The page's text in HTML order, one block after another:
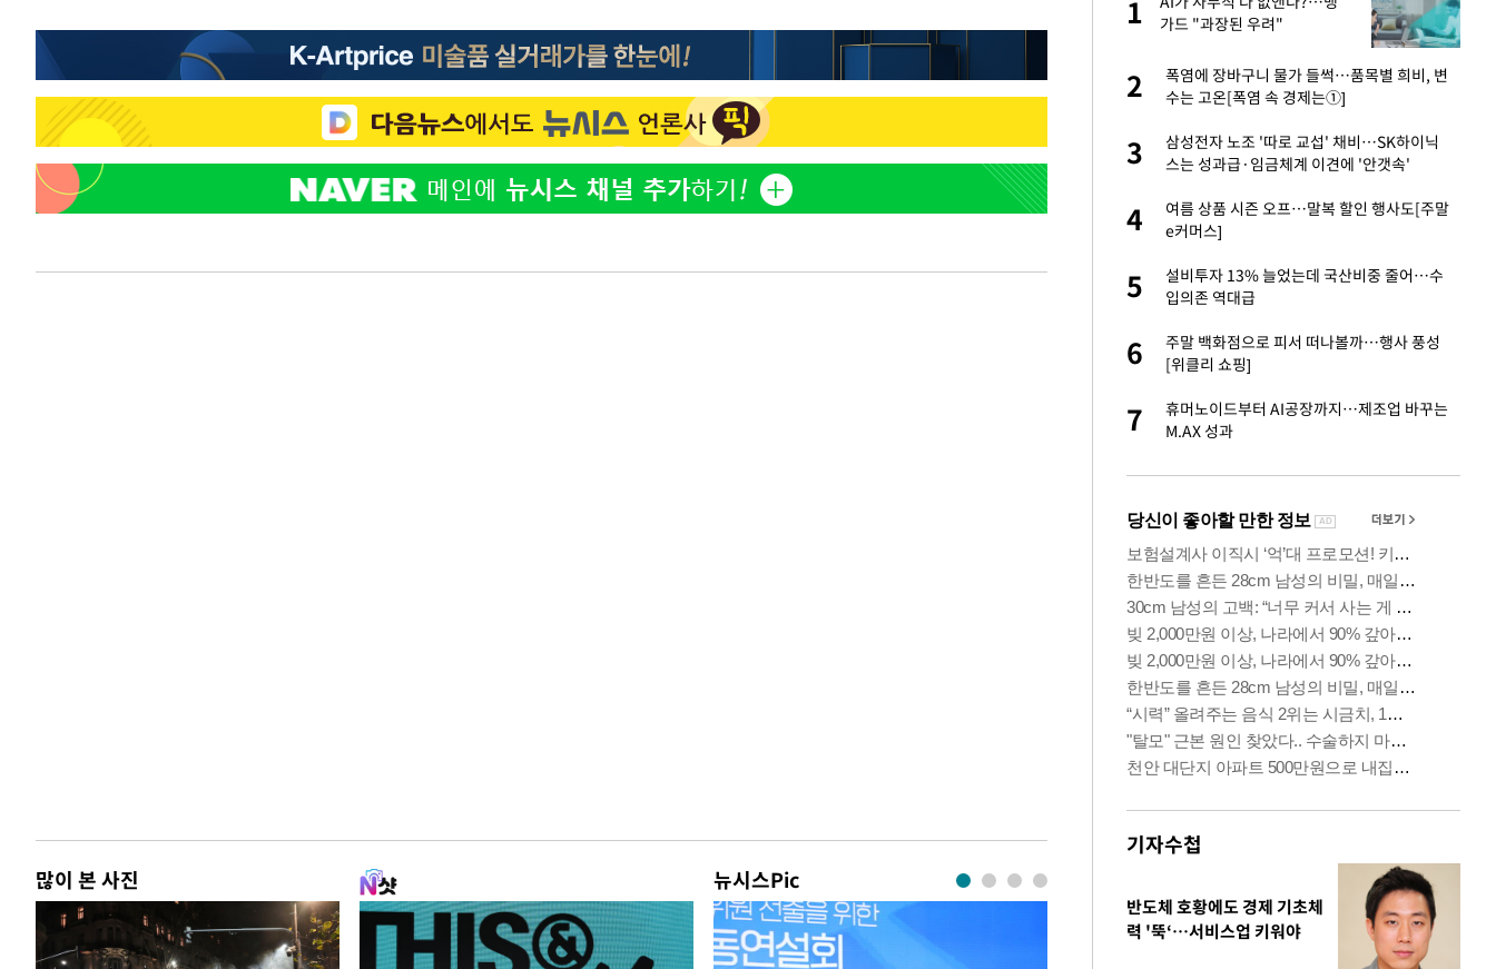
많이 본 사진 뉴시스Pic
2
'서준맘' 박세미, 연하 남자친구와 열애 "결혼
생각도"
3
[단독]인천 부평구 아파트서 10대가 40대 친
모 살해
4
하리수 "미키정 보내주고 싶어 이혼…애 못
5
이 대통령, 6시간 부동산 회의서 공급 논
1
가드 "과장된 우려"
2
폭염에 장바구니 물가 들썩…품목별 희비, 변
수는 고온[폭염 속 경제는①]
3
삼성전자 노조 '따로 교섭' 채비…SK하이닉
스는 성과급·임금체계 이견에 '안갯속'
4
여름 상품 시즌 오프…말복 할인 행사도[주말
e커머스]
5
설비투자 13% 늘었는데 국산비중 줄어…수
입의존 역대급
6
주말 백화점으로 피서 떠나볼까…행사 풍성
[위클리 쇼핑]
7
휴머노이드부터 AI공장까지…제조업 바꾸는
M.AX 성과
기자수첩
반도체 호황에도 경제 기초체
력 '뚝‘…서비스업 키워야